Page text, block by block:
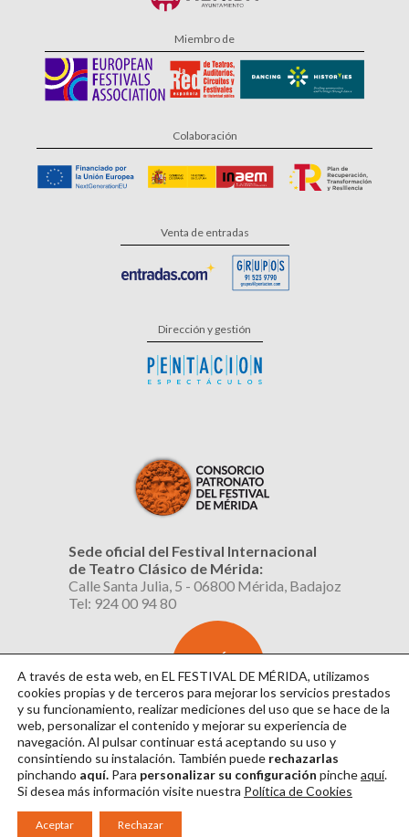
Miembro de
Colaboración
Venta de entradas
Dirección y gestión
Sede oficial del Festival Internacional
de Teatro Clásico de Mérida:
Calle Santa Julia, 5 - 06800 Mérida, Badajoz
Tel: 924 00 94 80
SUSCRÍBETE
AL BOLETÍN
Aviso Legal|Política de Privacidad
|Webmaster: Axel Kacelnik
A través de esta web, en EL FESTIVAL DE MÉRIDA, utilizamos
cookies propias y de terceros para mejorar los servicios prestados
y su funcionamiento, realizar mediciones del uso que se hace de la
web, personalizar el contenido y mejorar su experiencia de
navegación. Al pulsar continuarestá aceptando su uso y
consintiendo su instalación. También puede rechazarlas
pinchando aquí. Para personalizar su configuración pincheaquí.
Si desea más información visite nuestra Política de Cookies
Aceptar Rechazar